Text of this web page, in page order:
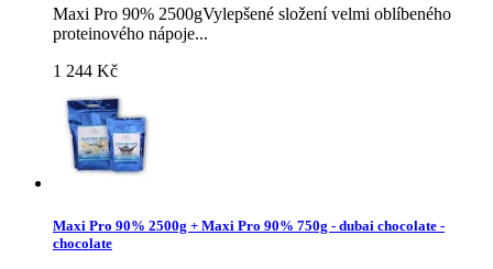
Maxi Pro 90% 2500gVylepšené složení velmi oblíbeného
proteinového nápoje...
1 244 Kč
Maxi Pro 90% 2500g + Maxi Pro 90% 750g - dubai chocolate -
chocolate